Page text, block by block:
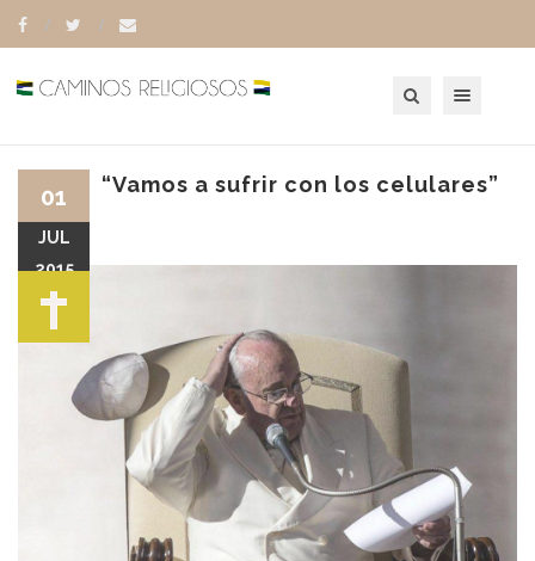
“Vamos a sufrir con los celulares”
01
JUL
2015